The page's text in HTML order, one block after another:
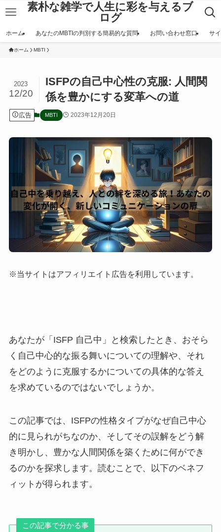
素朴な雑学で人生に彩を与えるブ
ログ
ホーム あなたのMBTIの判別する簡易的な質問 お問い合わせ窓口 サ
ホーム MBTI
ISFPの自己中心性の克服: 人間関
係を豊かにする変革への道
2023
12/20
広告 MBTI 2023年12月20日
※当サイトはアフィリエイト広告を利用しています。
あなたが「ISFP 自己中」と検索したとき、おそら
く自己中心的な振る舞いについての理解や、それ
をどのように克服するかについての具体的な答え
を求めているのではないでしょうか。
この記事では、ISFPの性格タイプがなぜ自己中心
的に見られがちなのか、そしてその誤解をどう解
き明かし、豊かな人間関係を築くために何ができ
るのかを探求します。読むことで、以下のベネフ
ィットが得られます。
この記事で分かる事